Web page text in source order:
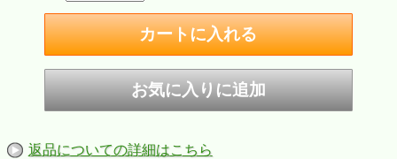
返品についての詳細はこちら